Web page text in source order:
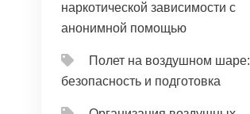
наркотической зависимости с
анонимной помощью
Полет на воздушном шаре:
безопасность и подготовка